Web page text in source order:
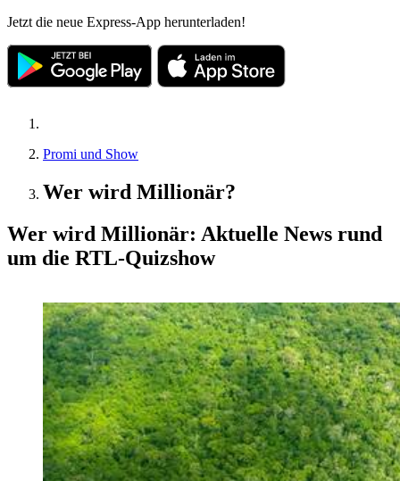
Jetzt die neue Express-App herunterladen!
Promi und Show
Wer wird Millionär?
Wer wird Millionär: Aktuelle News rund
um die RTL-Quizshow